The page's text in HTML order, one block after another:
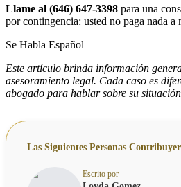
Llame al (646) 647-3398 para una
por contingencia: usted no paga nada a
Se Habla Español
Este artículo brinda información
asesoramiento legal. Cada caso es
abogado para hablar sobre su
Las Siguientes Personas
Escrito por